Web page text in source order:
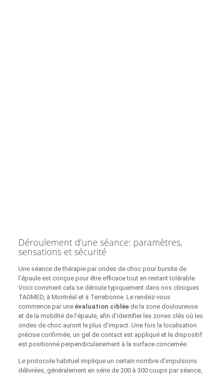
Déroulement d’une séance: paramètres,
sensations et sécurité
Une séance de thérapie par ondes de choc pour bursite de
l’épaule est conçue pour être efficace tout en restant tolérable.
Voici comment cela se déroule typiquement dans nos cliniques
TAGMED, à Montréal et à Terrebonne. Le rendez‑vous
commence par une évaluation cibléede la zone douloureuse
et de la mobilité de l’épaule, afin d’identifier les zones clés où les
ondes de choc auront le plus d’impact. Une fois la localisation
précise confirmée, un gel de contact est appliqué et le dispositif
est positionné perpendiculairement à la surface concernée.
Le protocole habituel implique un certain nombre d’impulsions
délivrées, généralement en série de 200 à 300 coups par séance,